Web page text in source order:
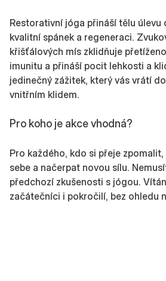
Restorativní jóga přináší tělu
kvalitní spánek a regeneraci.
křišťálových mís zklidňuje
imunitu a přináší pocit lehkosti a
jedinečný zážitek, který vás vrátí
vnitřním klidem.
Pro koho je akce vhodná?
Pro každého, kdo si přeje
sebe a načerpat novou sílu.
předchozí zkušenosti s jógou.
začátečníci i pokročilí, bez ohledu